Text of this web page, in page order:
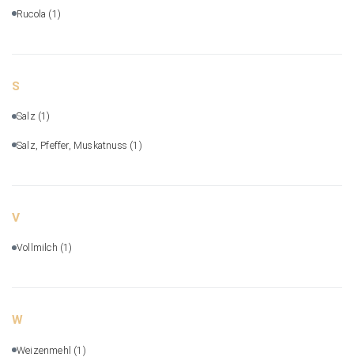
Rucola (1)
S
Salz (1)
Salz, Pfeffer, Muskatnuss (1)
V
Vollmilch (1)
W
Weizenmehl (1)